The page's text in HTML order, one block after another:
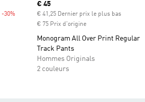
-30%
Prix actuel
€ 45
€ 41,25 Dernier prix le plus bas
€ 75 Prix d'origine
Monogram All Over Print Regular
Track Pants
Hommes Originals
2 couleurs